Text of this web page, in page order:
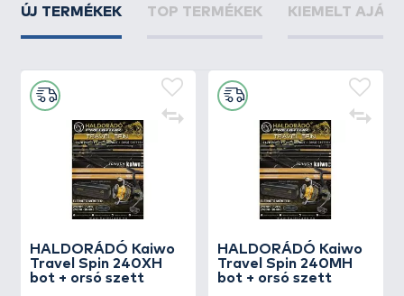
ÚJ TERMÉKEK TOP TERMÉKEK KIEMELT
HALDORÁDÓ Kaiwo
Travel Spin 240XH
bot + orsó szett
HALDORÁDÓ Kaiwo
Travel Spin 240MH
bot + orsó szett